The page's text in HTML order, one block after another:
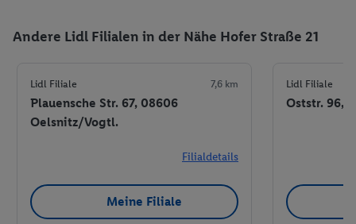
Andere Lidl Filialen in der Nähe Hofer Straße 21
Lidl Filiale 7,6 km
Plauensche Str. 67, 08606
Oelsnitz/Vogtl.
Filialdetails
Meine Filiale
Lidl Filiale
Oststr. 96,